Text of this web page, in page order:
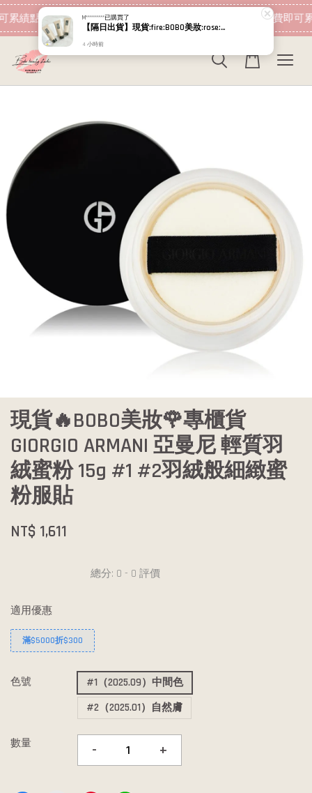
績點數 下筆消費即可折抵 加入會員 消費即可
現貨🔥BOBO美妝🌹專櫃貨
GIORGIO ARMANI 亞曼尼 輕質羽
絨蜜粉 15g #1 #2羽絨般細緻蜜
粉服貼
NT$ 1,611
總分: 0 - 0 評價
適用優惠
滿$5000折$300
色號
#1（2025.09）中間色
#2（2025.01）自然膚
數量 - +
M*********已購買了
【隔日出貨】現貨:fire:BOBO美妝:rose:專櫃貨 植村秀 無極限超持久輕粉底 小方瓶PLUS 664 5ml
4 小時前